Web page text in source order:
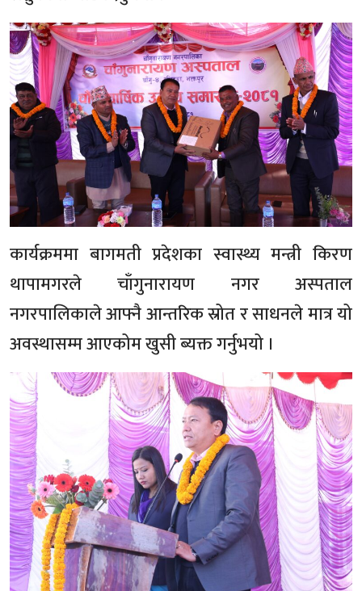
कार्यक्रममा बागमती प्रदेशका स्वास्थ्य मन्त्री किरण
थापामगरले चाँगुनारायण नगर अस्पताल
नगरपालिकाले आफ्नै आन्तरिक स्रोत र साधनले मात्र यो
अवस्थासम्म आएकोम खुसी ब्यक्त गर्नुभयो ।